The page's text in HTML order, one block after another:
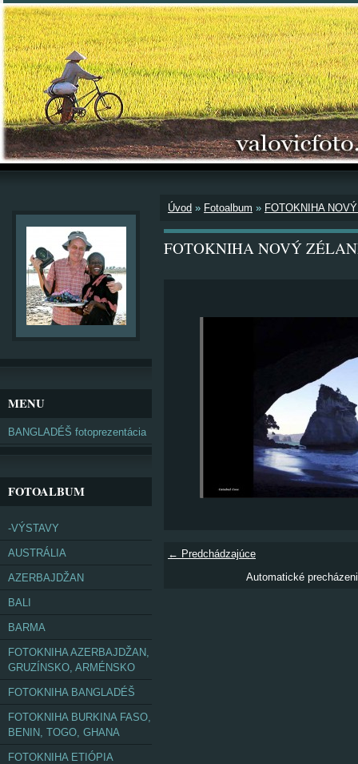
Úvod » Fotoalbum » FOTOKNIHA
FOTOKNIHA NOVÝ
← Predchádzajúce
Automatické
MENU
BANGLADÉŠ fotoprezentácia
FOTOALBUM
-VÝSTAVY
AUSTRÁLIA
AZERBAJDŽAN
BALI
BARMA
FOTOKNIHA AZERBAJDŽAN,
GRUZÍNSKO, ARMÉNSKO
FOTOKNIHA BANGLADÉŠ
FOTOKNIHA BURKINA FASO,
BENIN, TOGO, GHANA
FOTOKNIHA ETIÓPIA